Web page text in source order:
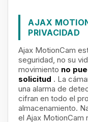
AJAX
PRIVACIDAD
Ajax MotionCam
seguridad, no su
movimiento no
solicitud . La
una alarma de
cifran en todo el
almacenamiento.
el Ajax MotionCam